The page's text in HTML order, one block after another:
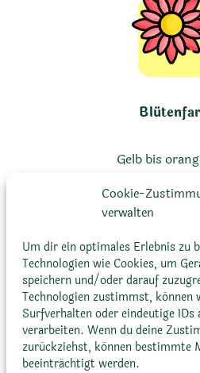
Cookie-
verwalten
Um dir ein optimales Erlebnis zu
Technologien wie Cookies, um
speichern und/oder darauf
Technologien zustimmst, können
Surfverhalten oder eindeutige IDs
verarbeiten. Wenn du deine
zurückziehst, können bestimmte
beeinträchtigt werden.
Gelb bis
Spitzen